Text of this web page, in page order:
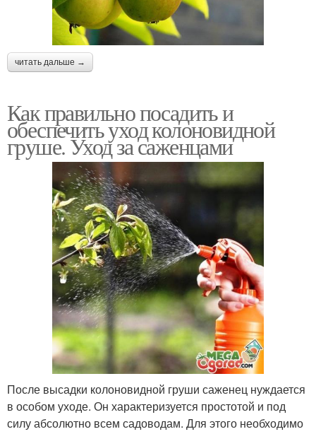
читать дальше →
Как правильно посадить и
обеспечить уход колоновидной
груше. Уход за саженцами
После высадки колоновидной груши саженец нуждается
в особом уходе. Он характеризуется простотой и под
силу абсолютно всем садоводам. Для этого необходимо